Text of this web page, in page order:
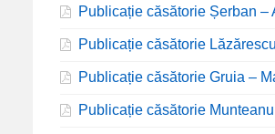
Publicație căsătorie Șerban –
Publicație căsătorie
Publicație căsătorie Gruia –
Publicație căsătorie